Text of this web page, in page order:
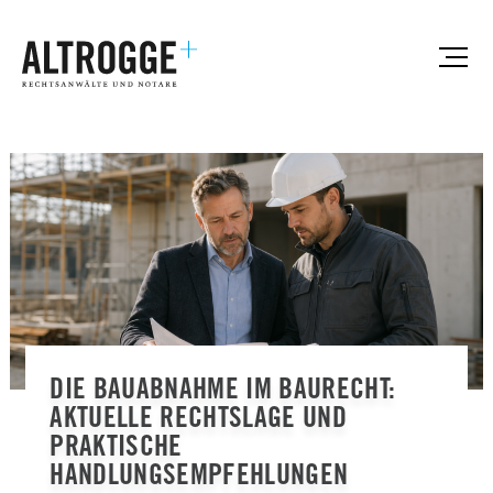
Hauptinhalt
springen
NEWS
DIE BAUABNAHME IM BAURECHT:
AKTUELLE RECHTSLAGE UND
PRAKTISCHE
HANDLUNGSEMPFEHLUNGEN